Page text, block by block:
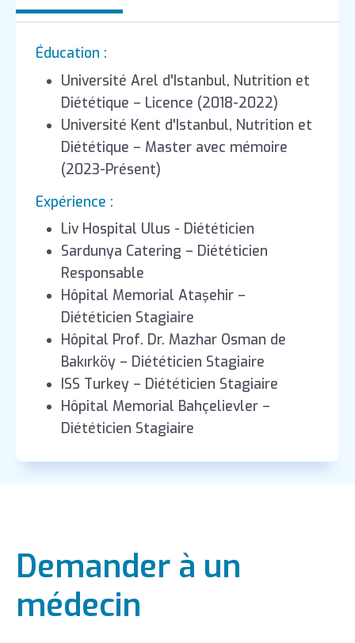
Éducation :
Université Arel d'Istanbul, Nutrition et
Diététique – Licence (2018-2022)
Université Kent d'Istanbul, Nutrition et
Diététique – Master avec mémoire
(2023-Présent)
Expérience :
Liv Hospital Ulus - Diététicien
Sardunya Catering – Diététicien
Responsable
Hôpital Memorial Ataşehir –
Diététicien Stagiaire
Hôpital Prof. Dr. Mazhar Osman de
Bakırköy – Diététicien Stagiaire
ISS Turkey – Diététicien Stagiaire
Hôpital Memorial Bahçelievler –
Diététicien Stagiaire
Demander à un
médecin